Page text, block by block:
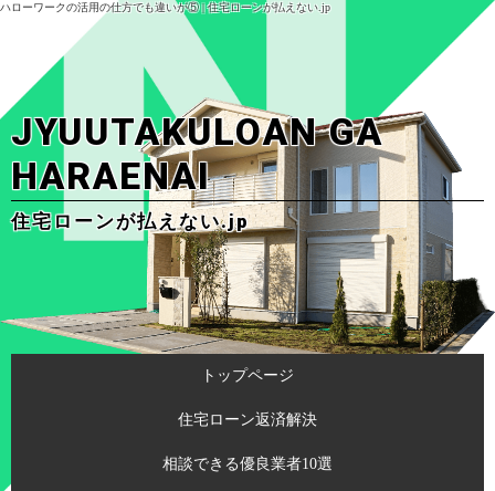
ハローワークの活用の仕方でも違いが⑤ | 住宅ローンが払えない.jp
JYUUTAKULOAN GA
HARAENAI
住宅ローンが払えない.jp
トップページ
住宅ローン返済解決
相談できる優良業者10選